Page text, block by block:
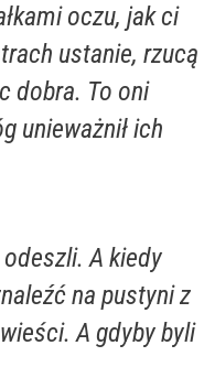
oczu, jak ci
ustanie, rzucą
dobra. To oni
unieważnił ich
A kiedy
na pustyni z
A gdyby byli